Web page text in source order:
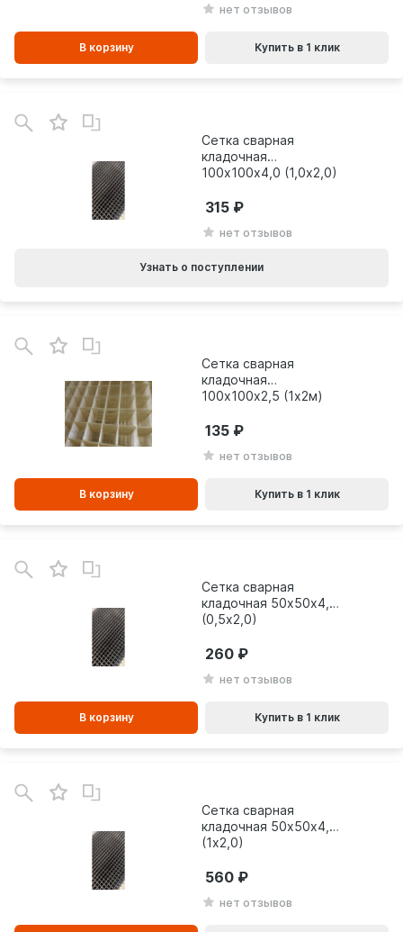
нет отзывов
В корзину Купить в 1 клик
Сетка сварная
кладочная
100х100х4,0 (1,0х2,0)
нет отзывов
315
Узнать о поступлении
Сетка сварная
кладочная
100х100х2,5 (1х2м)
нет отзывов
135
В корзину Купить в 1 клик
Сетка сварная
кладочная 50х50х4,0
(0,5х2,0)
нет отзывов
260
В корзину Купить в 1 клик
Сетка сварная
кладочная 50х50х4,0
(1х2,0)
нет отзывов
560